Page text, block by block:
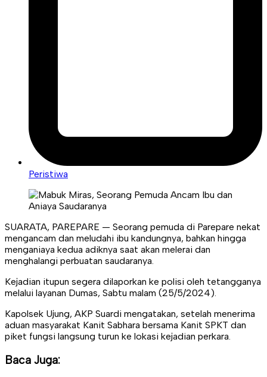
Peristiwa
SUARATA, PAREPARE — Seorang pemuda di Parepare nekat
mengancam dan meludahi ibu kandungnya, bahkan hingga
menganiaya kedua adiknya saat akan melerai dan
menghalangi perbuatan saudaranya.
Kejadian itupun segera dilaporkan ke polisi oleh tetangganya
melalui layanan Dumas, Sabtu malam (25/5/2024).
Kapolsek Ujung, AKP Suardi mengatakan, setelah menerima
aduan masyarakat Kanit Sabhara bersama Kanit SPKT dan
piket fungsi langsung turun ke lokasi kejadian perkara.
Baca Juga: